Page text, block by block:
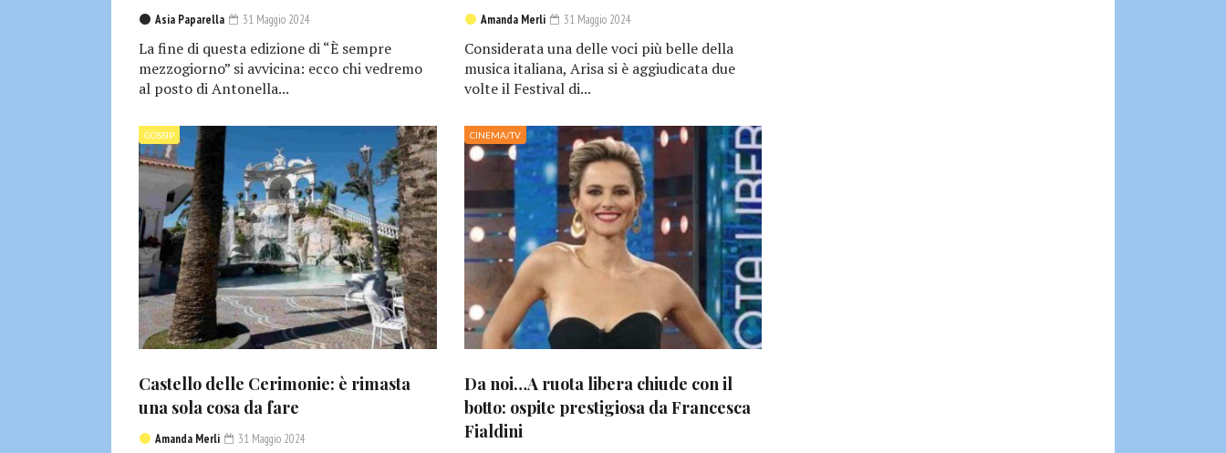
Asia Paparella 31 Maggio 2024
La fine di questa edizione di “È sempre
mezzogiorno” si avvicina: ecco chi vedremo
al posto di Antonella...
Amanda Merli 31 Maggio 2024
Considerata una delle voci più belle della
musica italiana, Arisa si è aggiudicata due
volte il Festival di...
GOSSIP
Castello delle Cerimonie: è rimasta
una sola cosa da fare
Amanda Merli 31 Maggio 2024
CINEMA/TV
Da noi…A ruota libera chiude con il
botto: ospite prestigiosa da Francesca
Fialdini